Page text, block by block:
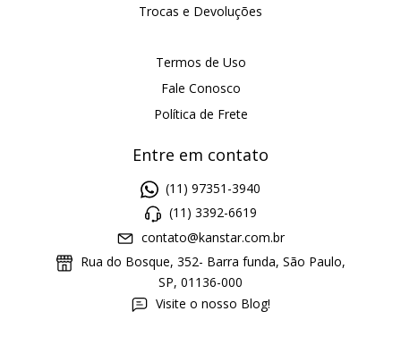
Trocas e Devoluções
Termos de Uso
Fale Conosco
Política de Frete
Entre em contato
(11) 97351-3940
(11) 3392-6619
contato@kanstar.com.br
Rua do Bosque, 352- Barra funda, São Paulo,
SP, 01136-000
Visite o nosso Blog!